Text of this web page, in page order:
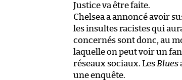
Justice va être faite.
Chelsea a annoncé avoir
les insultes racistes qui
concernés sont donc, au
laquelle on peut voir un
réseaux sociaux. Les Blues
une enquête.